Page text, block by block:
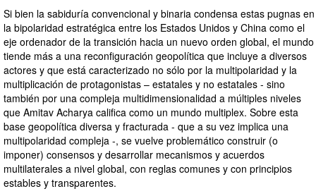
Si bien la sabiduría convencional y binaria condensa estas pugnas en
la bipolaridad estratégica entre los Estados Unidos y China como el
eje ordenador de la transición hacia un nuevo orden global, el mundo
tiende más a una reconfiguración geopolítica que incluye a diversos
actores y que está caracterizado no sólo por la multipolaridad y la
multiplicación de protagonistas – estatales y no estatales - sino
también por una compleja multidimensionalidad a múltiples niveles
que Amitav Acharya califica como un mundo multiplex. Sobre esta
base geopolítica diversa y fracturada - que a su vez implica una
multipolaridad compleja -, se vuelve problemático construir (o
imponer) consensos y desarrollar mecanismos y acuerdos
multilaterales a nivel global, con reglas comunes y con principios
estables y transparentes.